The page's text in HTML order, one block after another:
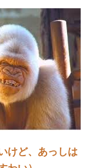
けど、あっしは